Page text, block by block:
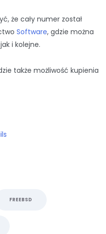
że cały numer został
Software, gdzie można
i kolejne.
także możliwość kupienia
FREEBSD